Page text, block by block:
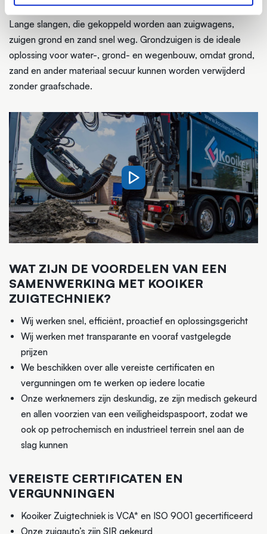
Lange slangen, die gekoppeld worden aan zuigwagens,
zuigen grond en zand snel weg. Grondzuigen is de ideale
oplossing voor water-, grond- en wegenbouw, omdat grond,
zand en ander materiaal secuur kunnen worden verwijderd
zonder graafschade.
WAT ZIJN DE VOORDELEN VAN EEN
SAMENWERKING MET KOOIKER
ZUIGTECHNIEK?
Wij werken snel, efficiënt, proactief en oplossingsgericht
Wij werken met transparante en vooraf vastgelegde
prijzen
We beschikken over alle vereiste certificaten en
vergunningen om te werken op iedere locatie
Onze werknemers zijn deskundig, ze zijn medisch gekeurd
en allen voorzien van een veiligheidspaspoort, zodat we
ook op petrochemisch en industrieel terrein snel aan de
slag kunnen
VEREISTE CERTIFICATEN EN
VERGUNNINGEN
Kooiker Zuigtechniek is VCA* en ISO 9001 gecertificeerd
Onze zuigauto’s zijn SIR gekeurd